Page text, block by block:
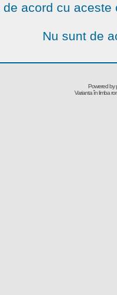
de acord cu
Nu sunt de
Powered by
Varianta în limba